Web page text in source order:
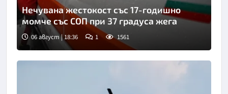
Нечувана жестокост със 17-годишно
момче със СОП при 37 градуса жега
06 август | 18:36 1 1561